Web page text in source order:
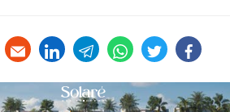
facebook
twitter
whats
telegram
linkedin